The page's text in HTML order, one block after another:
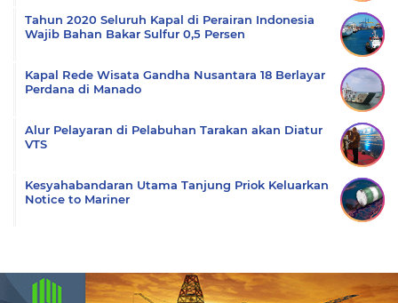
Tahun 2020 Seluruh Kapal di Perairan Indonesia
Wajib Bahan Bakar Sulfur 0,5 Persen
Kapal Rede Wisata Gandha Nusantara 18 Berlayar
Perdana di Manado
Alur Pelayaran di Pelabuhan Tarakan akan Diatur
VTS
Kesyahabandaran Utama Tanjung Priok Keluarkan
Notice to Mariner